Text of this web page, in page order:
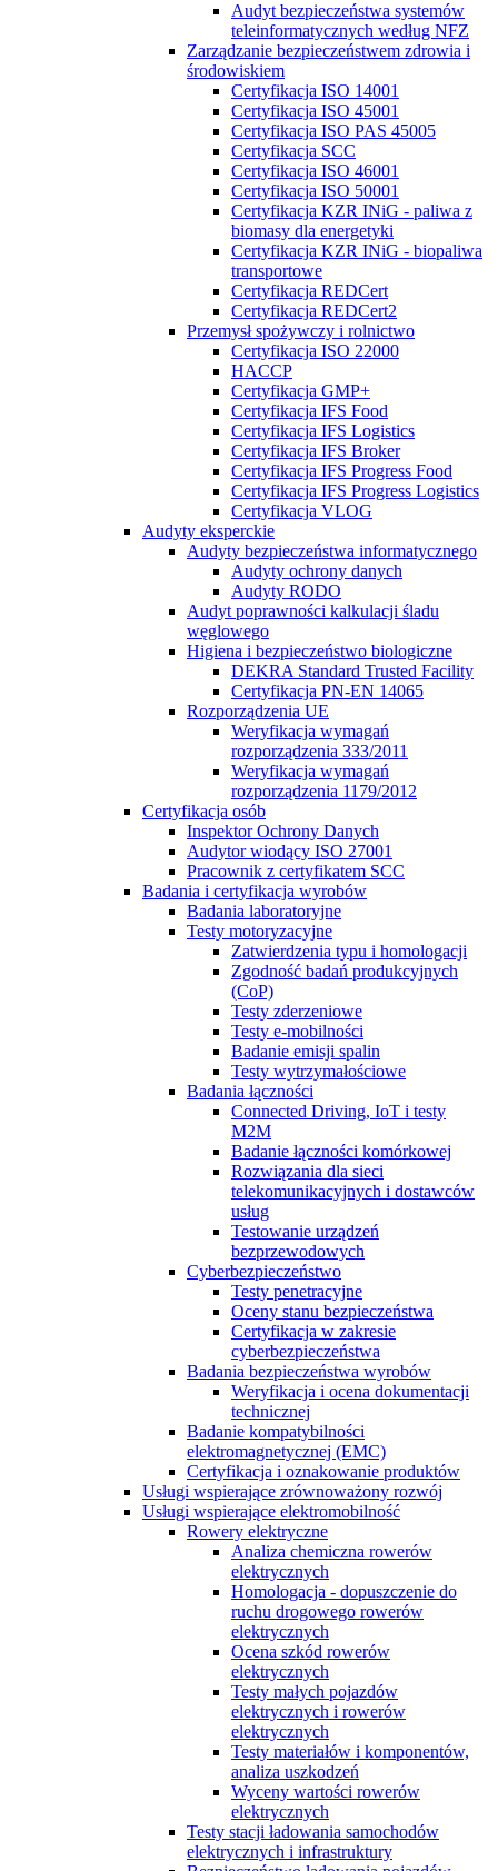
Audyt bezpieczeństwa systemów
teleinformatycznych według NFZ
Zarządzanie bezpieczeństwem zdrowia i
środowiskiem
Certyfikacja ISO 14001
Certyfikacja ISO 45001
Certyfikacja ISO PAS 45005
Certyfikacja SCC
Certyfikacja ISO 46001
Certyfikacja ISO 50001
Certyfikacja KZR INiG - paliwa z
biomasy dla energetyki
Certyfikacja KZR INiG - biopaliwa
transportowe
Certyfikacja REDCert
Certyfikacja REDCert2
Przemysł spożywczy i rolnictwo
Certyfikacja ISO 22000
HACCP
Certyfikacja GMP+
Certyfikacja IFS Food
Certyfikacja IFS Logistics
Certyfikacja IFS Broker
Certyfikacja IFS Progress Food
Certyfikacja IFS Progress Logistics
Certyfikacja VLOG
Audyty eksperckie
Audyty bezpieczeństwa informatycznego
Audyty ochrony danych
Audyty RODO
Audyt poprawności kalkulacji śladu
węglowego
Higiena i bezpieczeństwo biologiczne
DEKRA Standard Trusted Facility
Certyfikacja PN-EN 14065
Rozporządzenia UE
Weryfikacja wymagań
rozporządzenia 333/2011
Weryfikacja wymagań
rozporządzenia 1179/2012
Certyfikacja osób
Inspektor Ochrony Danych
Audytor wiodący ISO 27001
Pracownik z certyfikatem SCC
Badania i certyfikacja wyrobów
Badania laboratoryjne
Testy motoryzacyjne
Zatwierdzenia typu i homologacji
Zgodność badań produkcyjnych
(CoP)
Testy zderzeniowe
Testy e-mobilności
Badanie emisji spalin
Testy wytrzymałościowe
Badania łączności
Connected Driving, IoT i testy
M2M
Badanie łączności komórkowej
Rozwiązania dla sieci
telekomunikacyjnych i dostawców
usług
Testowanie urządzeń
bezprzewodowych
Cyberbezpieczeństwo
Testy penetracyjne
Oceny stanu bezpieczeństwa
Certyfikacja w zakresie
cyberbezpieczeństwa
Badania bezpieczeństwa wyrobów
Weryfikacja i ocena dokumentacji
technicznej
Badanie kompatybilności
elektromagnetycznej (EMC)
Certyfikacja i oznakowanie produktów
Usługi wspierające zrównoważony rozwój
Usługi wspierające elektromobilność
Rowery elektryczne
Analiza chemiczna rowerów
elektrycznych
Homologacja - dopuszczenie do
ruchu drogowego rowerów
elektrycznych
Ocena szkód rowerów
elektrycznych
Testy małych pojazdów
elektrycznych i rowerów
elektrycznych
Testy materiałów i komponentów,
analiza uszkodzeń
Wyceny wartości rowerów
elektrycznych
Testy stacji ładowania samochodów
elektrycznych i infrastruktury